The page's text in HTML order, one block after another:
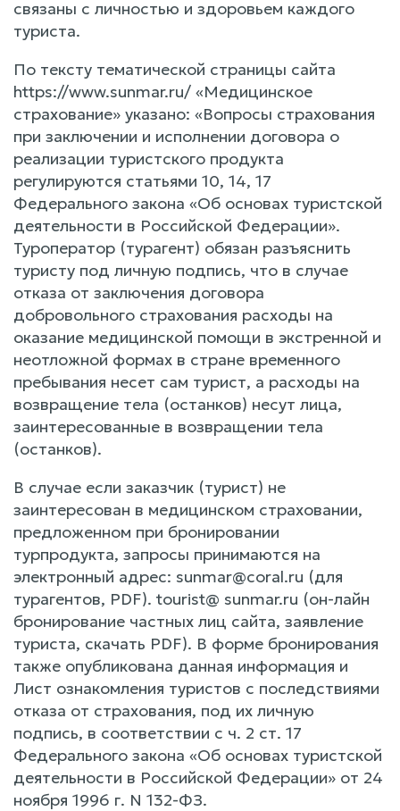
связаны с личностью и здоровьем каждого
туриста.
По тексту тематической страницы сайта
https://www.sunmar.ru/ «Медицинское
страхование» указано: «Вопросы страхования
при заключении и исполнении договора о
реализации туристского продукта
регулируются статьями 10, 14, 17
Федерального закона «Об основах туристской
деятельности в Российской Федерации».
Туроператор (турагент) обязан разъяснить
туристу под личную подпись, что в случае
отказа от заключения договора
добровольного страхования расходы на
оказание медицинской помощи в экстренной и
неотложной формах в стране временного
пребывания несет сам турист, а расходы на
возвращение тела (останков) несут лица,
заинтересованные в возвращении тела
(останков).
В случае если заказчик (турист) не
заинтересован в медицинском страховании,
предложенном при бронировании
турпродукта, запросы принимаются на
электронный адрес: sunmar@coral.ru (для
турагентов, PDF). tourist@ sunmar.ru (он-лайн
бронирование частных лиц сайта, заявление
туриста, скачать PDF). В форме бронирования
также опубликована данная информация и
Лист ознакомления туристов с последствиями
отказа от страхования, под их личную
подпись, в соответствии с ч. 2 ст. 17
Федерального закона «Об основах туристской
деятельности в Российской Федерации» от 24
ноября 1996 г. N 132-ФЗ.